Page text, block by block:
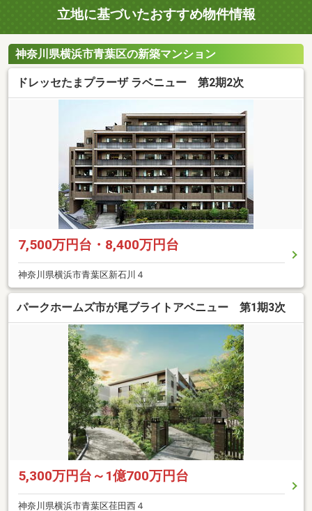
立地に基づいたおすすめ物件情報
神奈川県横浜市青葉区の新築マンション
ドレッセたまプラーザ ラベニュー 第2期2次
7,500万円台・8,400万円台
神奈川県横浜市青葉区新石川４
パークホームズ市が尾ブライトアベニュー 第1期3次
5,300万円台～1億700万円台
神奈川県横浜市青葉区荏田西４